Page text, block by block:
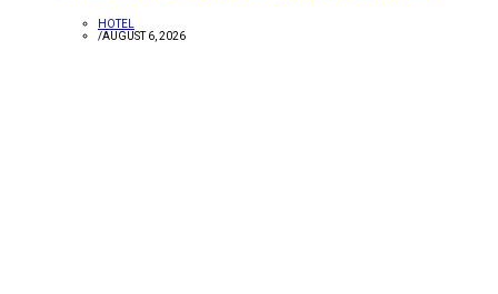
HOTEL
/AUGUST 6, 2026